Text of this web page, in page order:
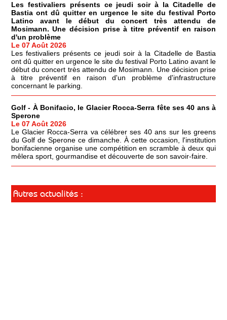
Les festivaliers présents ce jeudi soir à la Citadelle de
Bastia ont dû quitter en urgence le site du festival Porto
Latino avant le début du concert très attendu de
Mosimann. Une décision prise à titre préventif en raison
d'un problème
Le 07 Août 2026
Les festivaliers présents ce jeudi soir à la Citadelle de Bastia
ont dû quitter en urgence le site du festival Porto Latino avant le
début du concert très attendu de Mosimann. Une décision prise
à titre préventif en raison d'un problème d'infrastructure
concernant le parking.
Golf - À Bonifacio, le Glacier Rocca-Serra fête ses 40 ans à
Sperone
Le 07 Août 2026
Le Glacier Rocca-Serra va célébrer ses 40 ans sur les greens
du Golf de Sperone ce dimanche. À cette occasion, l'institution
bonifacienne organise une compétition en scramble à deux qui
mêlera sport, gourmandise et découverte de son savoir-faire.
Autres actualités :